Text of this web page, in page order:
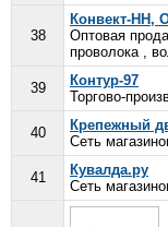
38
Конвект-НН,
Оптовая
проволока ,
39
Контур-97
Торгово-
40
Крепежный
Сеть
41
Кувалда.ру
Сеть